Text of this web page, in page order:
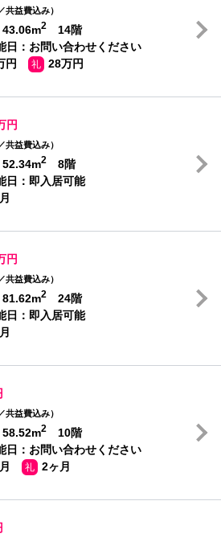
共益費込み）
2
14階
日：お問い合わせください
円 礼 28万円
円
共益費込み）
2
8階
日：即入居可能
円
共益費込み）
2
24階
日：即入居可能
共益費込み）
2
10階
日：お問い合わせください
礼 2ヶ月